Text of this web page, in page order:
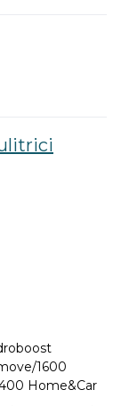
1600
Home&Car